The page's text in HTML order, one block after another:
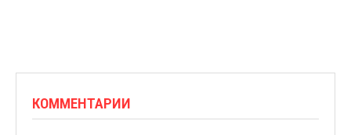
КОММЕНТАРИИ